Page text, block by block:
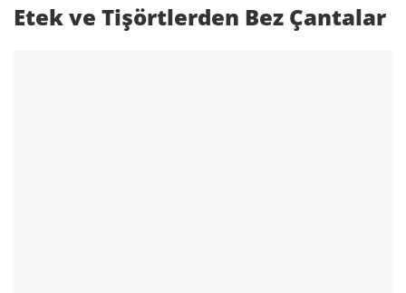
Etek ve Tişörtlerden Bez Çantalar